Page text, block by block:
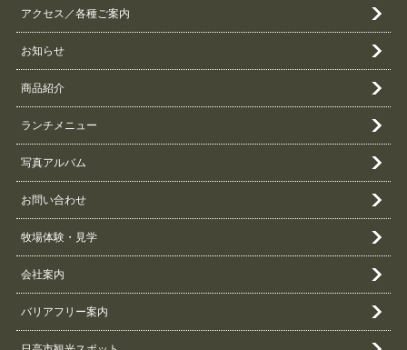
アクセス／各種ご案内
お知らせ
商品紹介
ランチメニュー
写真アルバム
お問い合わせ
牧場体験・見学
会社案内
バリアフリー案内